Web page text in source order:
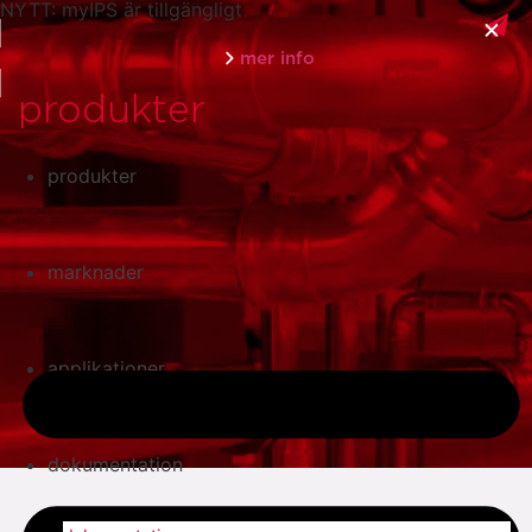
NYTT: myIPS är tillgängligt
mer info
stäng
produkter
marknader
applikationer
dokumentation
produkter